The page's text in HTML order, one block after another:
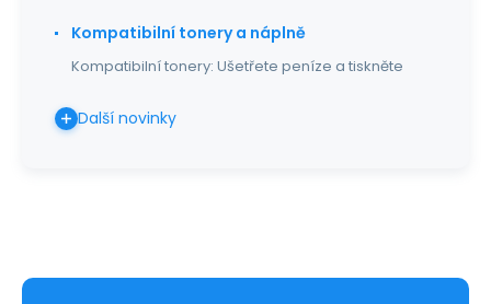
Kompatibilní tonery a náplně
Kompatibilní tonery: Ušetřete peníze a tiskněte
Další novinky